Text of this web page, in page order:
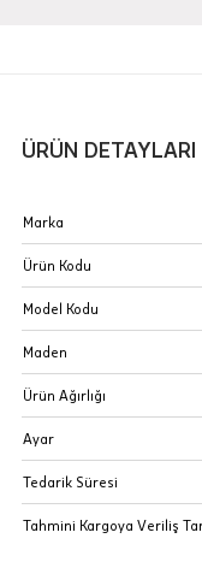
Stoklar çok
E-Posta Adresi
ÜRÜN DETAYLARI
Marka
Ürün Kodu
Model Kodu
Maden
Ürün Ağırlığı
Ayar
Tedarik Süresi
Tahmini Kargoya Veriliş
Sertifika
JTR |
Sipariş
İptal:
seçilen